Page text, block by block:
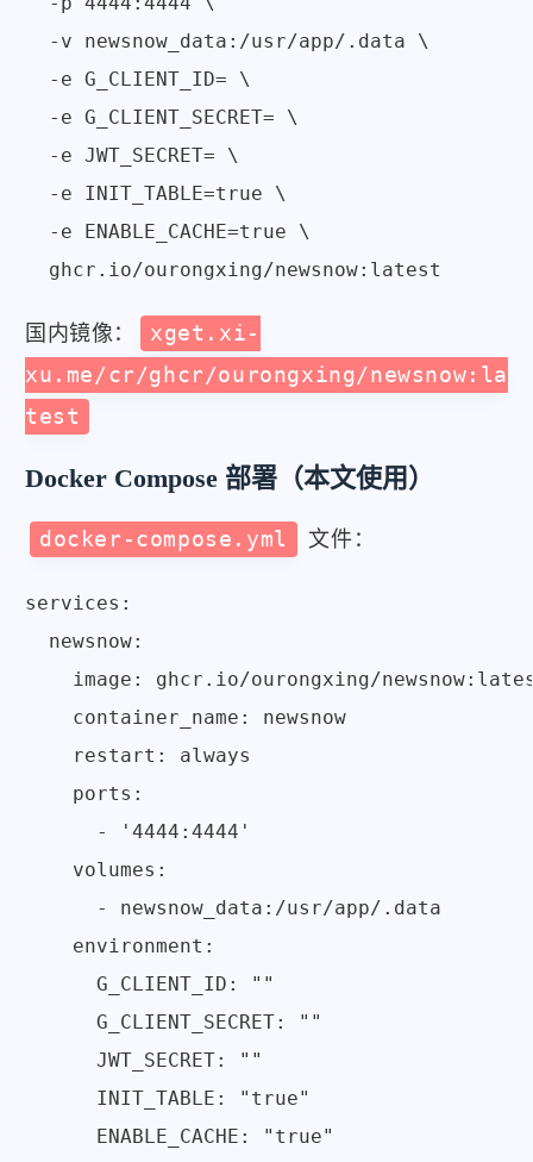
  -v newsnow_data:/usr/app/.data \
  -e G_CLIENT_ID= \
  -e G_CLIENT_SECRET= \
  -e JWT_SECRET= \
  -e INIT_TABLE=true \
  -e ENABLE_CACHE=true \
国内镜像：
xget.xi-
xu.me/cr/ghcr/ourongxing/newsnow:la
test
Docker Compose 部署（本文使用）
docker-compose.yml 文件：
services:
  newsnow:
image: ghcr.io/ourongxing/
    container_name: newsnow
    restart: always
    ports:
      - '4444:4444'
    volumes:
      - newsnow_data:/usr/app/.data
    environment:
      G_CLIENT_ID: ""
      G_CLIENT_SECRET: ""
      JWT_SECRET: ""
      INIT_TABLE: "true"
      ENABLE_CACHE: "true"